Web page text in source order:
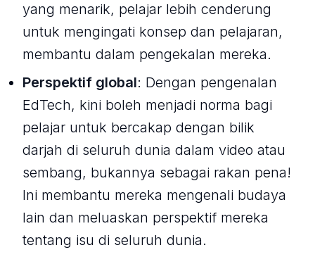
yang menarik, pelajar lebih cenderung
untuk mengingati konsep dan pelajaran,
membantu dalam pengekalan mereka.
Perspektif global: Dengan pengenalan
EdTech, kini boleh menjadi norma bagi
pelajar untuk bercakap dengan bilik
darjah di seluruh dunia dalam video atau
sembang, bukannya sebagai rakan pena!
Ini membantu mereka mengenali budaya
lain dan meluaskan perspektif mereka
tentang isu di seluruh dunia.